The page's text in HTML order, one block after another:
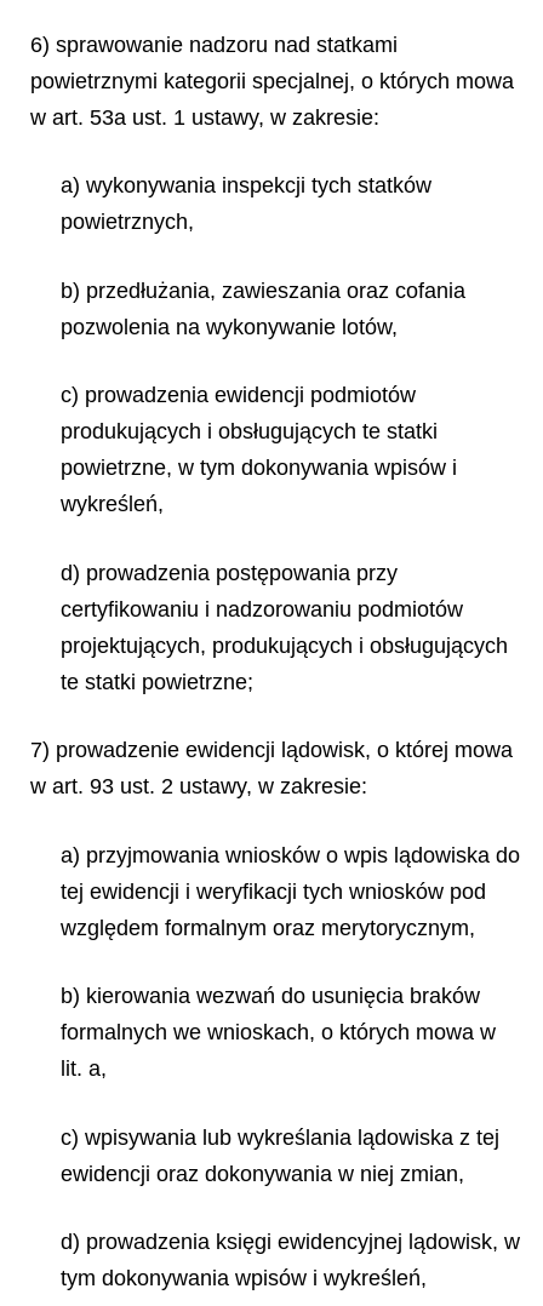
6) sprawowanie nadzoru nad statkami
powietrznymi kategorii specjalnej, o których mowa
w art. 53a ust. 1 ustawy, w zakresie:
a) wykonywania inspekcji tych statków
powietrznych,
b) przedłużania, zawieszania oraz cofania
pozwolenia na wykonywanie lotów,
c) prowadzenia ewidencji podmiotów
produkujących i obsługujących te statki
powietrzne, w tym dokonywania wpisów i
wykreśleń,
d) prowadzenia postępowania przy
certyfikowaniu i nadzorowaniu podmiotów
projektujących, produkujących i obsługujących
te statki powietrzne;
7) prowadzenie ewidencji lądowisk, o której mowa
w art. 93 ust. 2 ustawy, w zakresie:
a) przyjmowania wniosków o wpis lądowiska do
tej ewidencji i weryfikacji tych wniosków pod
względem formalnym oraz merytorycznym,
b) kierowania wezwań do usunięcia braków
formalnych we wnioskach, o których mowa w
lit. a,
c) wpisywania lub wykreślania lądowiska z tej
ewidencji oraz dokonywania w niej zmian,
d) prowadzenia księgi ewidencyjnej lądowisk, w
tym dokonywania wpisów i wykreśleń,